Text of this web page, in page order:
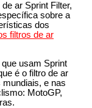
ar Sprint Filter,
sobre a
dos
filtros de ar
usam Sprint
é o filtro de ar
e nas
MotoGP,